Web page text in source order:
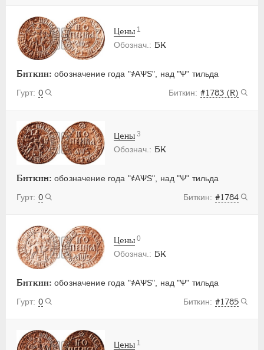
БК
Биткин: обозначение года "҂АѰS", над "Ѱ" тильда
0
#1783 (R)
Цены 1
БК
Биткин: обозначение года "҂АѰS", над "Ѱ" тильда
0
#1784
Цены 3
БК
Биткин: обозначение года "҂АѰS", над "Ѱ" тильда
0
#1785
Цены 0
Цены 1